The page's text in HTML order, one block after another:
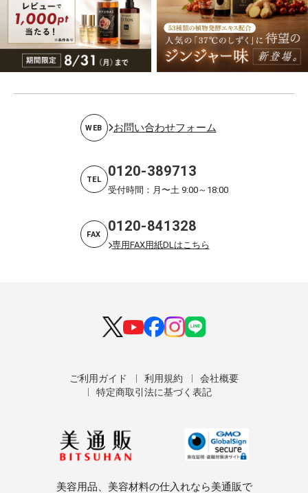
WEB お問い合わせフォーム
TEL 0120-389713
受付時間：月〜土 9:00～18:00
FAX 0120-841328
専用FAX用紙DLはこちら
ご利用ガイド 利用規約
会社概要
特定商取引法に基づく表記
美容用品、美容材料の仕入れなら美通販で